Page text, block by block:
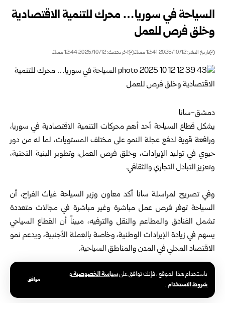
باستخدام هذا الموقع ، فإنك توافق علىسياسة الخصوصيةو
شروط الاستخدام.
موافق
‏السياحة في سوريا… محرك للتنمية الاقتصادية
وخلق فرص للعمل
تاريخ النشر: 2025/10/12 12:41 مساءً اخر تحديث: 2025/10/12 12:44 مساءً
‏‏دمشق-سانا
‌‏يشكل قطاع السياحة أحد أهم محركات التنمية الاقتصادية في سوريا،
ورافعة قوية لدفع عجلة النمو على مختلف المستويات، لما له من دور
حيوي في توليد الإيرادات، وخلق فرص العمل، وتطوير البنية التحتية،
وتعزيز التبادل التجاري والثقافي.
‏وفي تصريح لمراسلة سانا أكد معاون وزير السياحة غياث الفراح، أن
السياحة توفر فرص عمل مباشرة وغير مباشرة في مجالات متعددة
تشمل الفنادق والمطاعم والنقل والترفيه، مبيناً أن القطاع السياحي
يسهم في زيادة الإيرادات الوطنية، وخاصة بالعملة الأجنبية، ويدعم نمو
الاقتصاد المحلي في المدن والمناطق السياحية.